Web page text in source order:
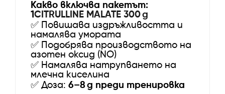
Какво включва пакетът:
1️CITRULLINE MALATE 300 g
✅ Повишава издръжливостта и
намалява умората
✅ Подобрява производството на
азотен оксид (NO)
✅ Намалява натрупването на
млечна киселина
✅ Доза: 6–8 g преди тренировка